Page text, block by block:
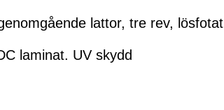
lattor, tre rev, lösfotat
laminat. UV skydd